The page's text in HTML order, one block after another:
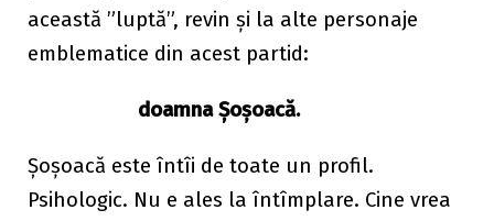
această ”luptă”, revin și la alte personaje
emblematice din acest partid:
doamna Șoșoacă.
Șoșoacă este întîi de toate un profil.
Psihologic. Nu e ales la întîmplare. Cine vrea